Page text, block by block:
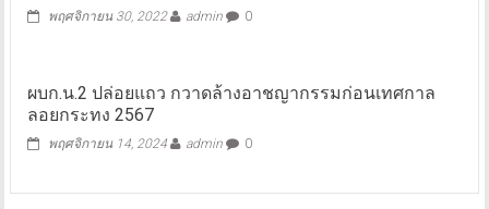
พฤศจิกายน 30, 2022 admin 0
ผบก.น.2 ปล่อยแถว กวาดล้างอาชญากรรมก่อนเทศกาล
ลอยกระทง 2567
พฤศจิกายน 14, 2024 admin 0